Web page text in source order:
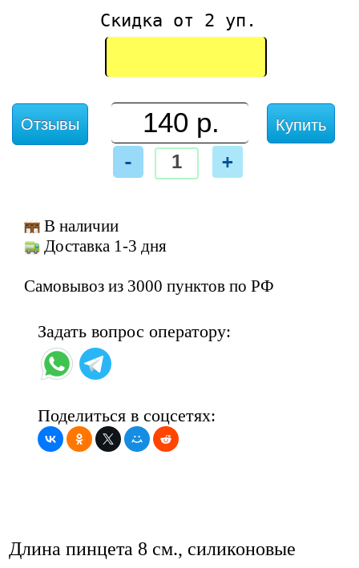
Скидка от 2 уп.
Отзывы
- +
Купить
В наличии
Доставка 1-3 дня
Самовывоз из 3000 пунктов по РФ
Задать вопрос оператору:
Поделиться в соцсетях:
Длина пинцета 8 см., силиконовые